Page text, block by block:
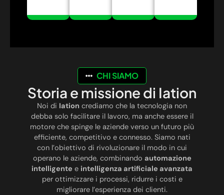
CHI SIAMO
Storia e missione di Iation
Noi di Iation crediamo che la tecnologia non
debba solo facilitare il lavoro, ma anche essere il
motore che spinge le aziende verso un futuro più
efficiente, competitivo e connesso. Siamo nati
con l’obiettivo di rivoluzionare il modo in cui
operano le aziende, combinando automazione
intelligente e intelligenza artificiale avanzata
per ottimizzare i processi, ridurre i costi e
migliorare l’esperienza dei clienti.